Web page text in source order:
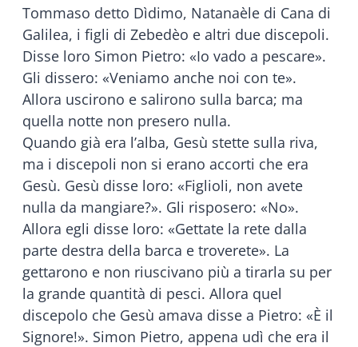
Tommaso detto Dìdimo, Natanaèle di Cana di
Galilea, i figli di Zebedèo e altri due discepoli.
Disse loro Simon Pietro: «Io vado a pescare».
Gli dissero: «Veniamo anche noi con te».
Allora uscirono e salirono sulla barca; ma
quella notte non presero nulla.
Quando già era l’alba, Gesù stette sulla riva,
ma i discepoli non si erano accorti che era
Gesù. Gesù disse loro: «Figlioli, non avete
nulla da mangiare?». Gli risposero: «No».
Allora egli disse loro: «Gettate la rete dalla
parte destra della barca e troverete». La
gettarono e non riuscivano più a tirarla su per
la grande quantità di pesci. Allora quel
discepolo che Gesù amava disse a Pietro: «È il
Signore!». Simon Pietro, appena udì che era il